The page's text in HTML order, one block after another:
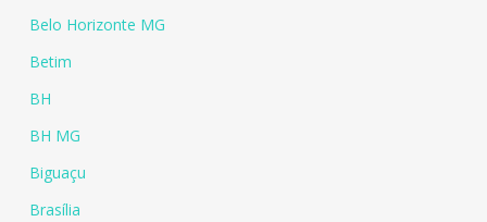
Belo Horizonte MG
Betim
BH
BH MG
Biguaçu
Brasília